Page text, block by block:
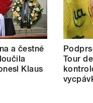
a čestné
Klaus
Tour